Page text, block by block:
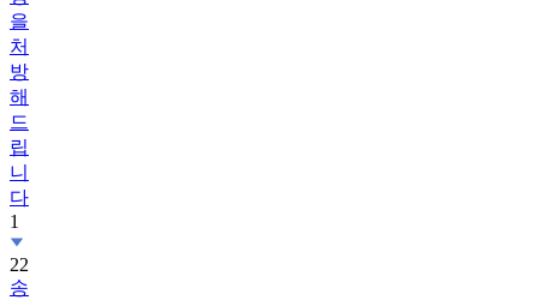
을
처
방
해
드
립
니
다
1
22
송